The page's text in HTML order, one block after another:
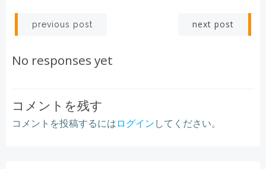
Post
navigation
previous post next post
No responses yet
コメントを残す
コメントを投稿するにはログインしてください。